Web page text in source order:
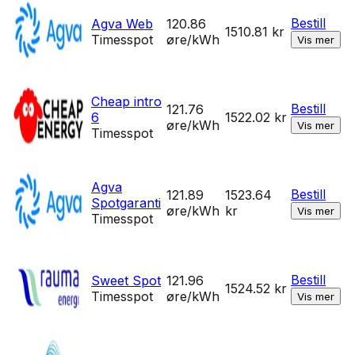
Agva Web
Timesspot
120.86
øre/kWh 1510.81 kr
Bestill
Vis mer
Cheap intro
6
Timesspot
121.76
øre/kWh 1522.02 kr
Bestill
Vis mer
Agva
Spotgaranti
Timesspot
121.89
øre/kWh
1523.64
kr
Bestill
Vis mer
Sweet Spot
Timesspot
121.96
øre/kWh 1524.52 kr
Bestill
Vis mer